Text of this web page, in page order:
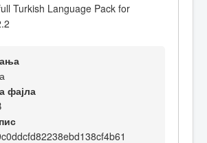
Turkish Language Pack for
фајла